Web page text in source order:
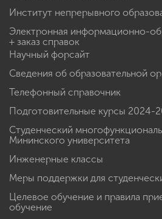
Институт непрерывного
Электронная информационно-
+ заказ справок
Научный форсайт
Сведения об образовательной
Телефонный справочник
Подготовительные курсы 2024-
Студенческий
Мининского университета
Инженерные классы
Меры поддержки для
Целевое обучение и правила
обучение